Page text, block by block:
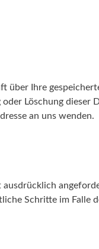
über Ihre
Löschung dieser
an uns wenden.
Schritte im Falle